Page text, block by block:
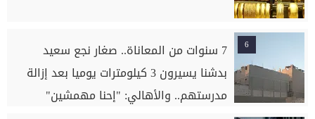
6
7 سنوات من المعاناة.. صغار نجع سعيد
بدشنا يسيرون 3 كيلومترات يوميا بعد إزالة
مدرستهم.. والأهالي: "إحنا مهمشين"